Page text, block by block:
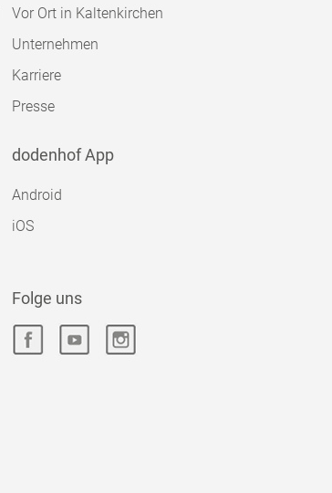
Vor Ort in Kaltenkirchen
Unternehmen
Karriere
Presse
dodenhof App
Android
iOS
Folge uns